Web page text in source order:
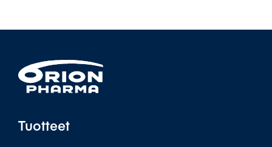
Tuotteet